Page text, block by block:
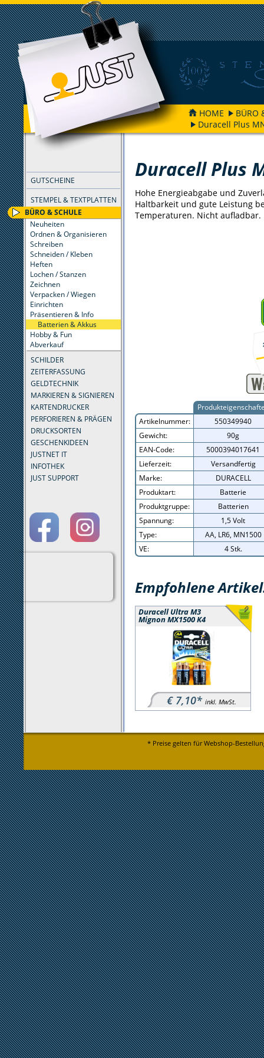
HOME
BÜRO
Duracell Plus
GUTSCHEINE
STEMPEL & TEXTPLATTEN
BÜRO & SCHULE
Neuheiten
Ordnen & Organisieren
Schreiben
Schneiden / Kleben
Heften
Lochen / Stanzen
Zeichnen
Verpacken / Wiegen
Einrichten
Präsentieren & Info
Batterien & Akkus
Hobby & Fun
Abverkauf
SCHILDER
ZEITERFASSUNG
GELDTECHNIK
MARKIEREN & SIGNIEREN
KARTENDRUCKER
PERFORIEREN & PRÄGEN
DRUCKSORTEN
GESCHENKIDEEN
JUSTNET IT
INFOTHEK
JUST SUPPORT
FILTER
Duracell Plus
Hohe Energieabgabe und
Haltbarkeit und gute Leistung
Temperaturen. Nicht aufladbar.
Artikelnummer:
550349940
Gewicht:
90g
EAN-Code:
5000394017641
Lieferzeit:
Versandfertig
Marke:
DURACELL
Produktart:
Batterie
Produktgruppe:
Batterien
Spannung:
1,5 Volt
Type:
AA, LR6, MN1500
VE:
4 Stk.
Empfohlene
Duracell Ultra M3
Mignon MX1500 K4
€ 7,10* inkl. MwSt.
* Preise gelten für Webshop-